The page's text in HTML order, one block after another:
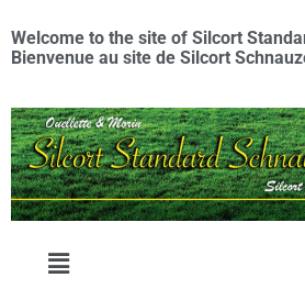
Welcome to the site of Silcort
Bienvenue au site de Silcort